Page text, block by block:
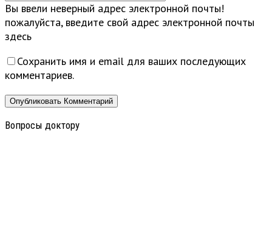
Вы ввели неверный адрес электронной почты!
пожалуйста, введите свой адрес электронной почты
здесь
Сохранить имя и email для ваших последующих
комментариев.
Вопросы доктору